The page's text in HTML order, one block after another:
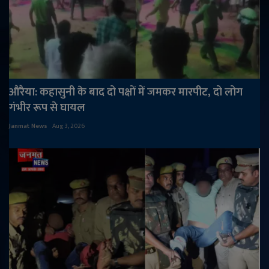
औरैया: कहासुनी के बाद दो पक्षों में जमकर मारपीट, दो लोग
गंभीर रूप से घायल
Janmat News Aug 3, 2026